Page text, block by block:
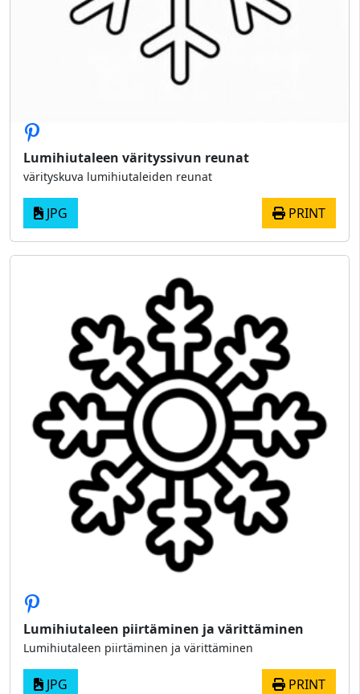
Lumihiutaleen värityssivun reunat
värityskuva lumihiutaleiden reunat
JPG PRINT
Lumihiutaleen piirtäminen ja värittäminen
Lumihiutaleen piirtäminen ja värittäminen
JPG PRINT